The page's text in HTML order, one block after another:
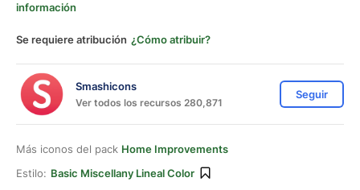
información
Se requiere atribución ¿Cómo atribuir?
Smashicons
Ver todos los recursos 280,871
Seguir
Más iconos del pack Home Improvements
Estilo: Basic Miscellany Lineal Color